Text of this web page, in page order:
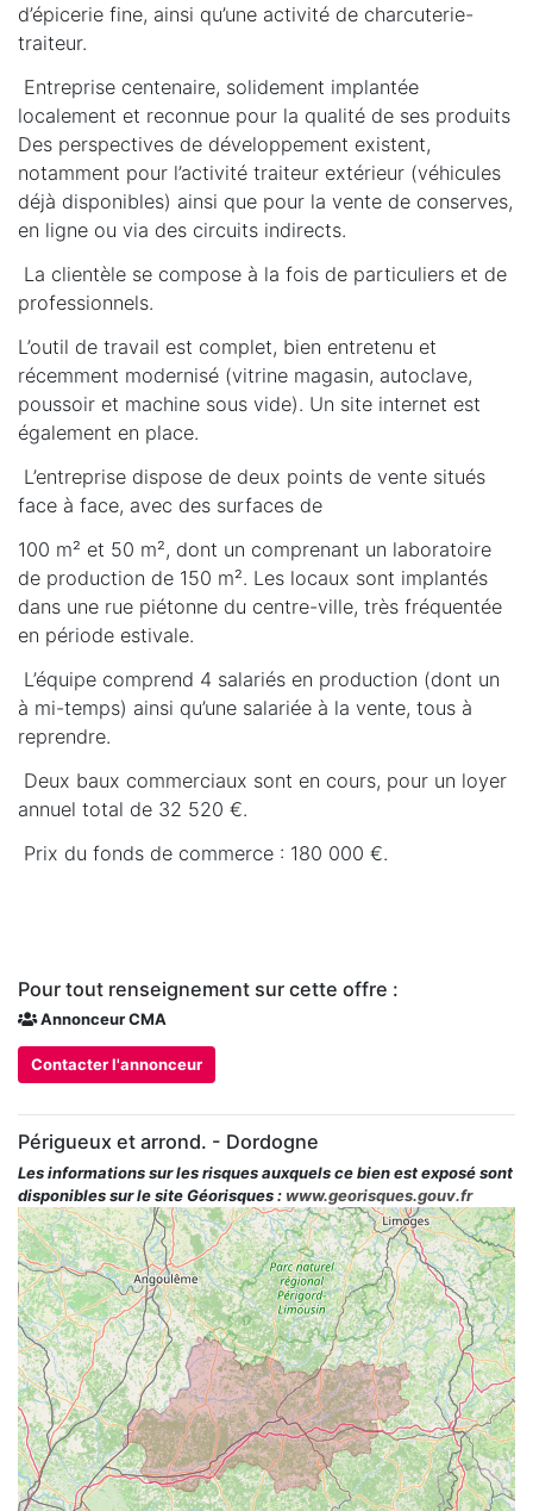
d’épicerie fine, ainsi qu’une activité de charcuterie-
traiteur.
Entreprise centenaire, solidement implantée
localement et reconnue pour la qualité de ses produits
Des perspectives de développement existent,
notamment pour l’activité traiteur extérieur (véhicules
déjà disponibles) ainsi que pour la vente de conserves,
en ligne ou via des circuits indirects.
La clientèle se compose à la fois de particuliers et de
professionnels.
L’outil de travail est complet, bien entretenu et
récemment modernisé (vitrine magasin, autoclave,
poussoir et machine sous vide). Un site internet est
également en place.
L’entreprise dispose de deux points de vente situés
face à face, avec des surfaces de
100 m² et 50 m², dont un comprenant un laboratoire
de production de 150 m². Les locaux sont implantés
dans une rue piétonne du centre-ville, très fréquentée
en période estivale.
L’équipe comprend 4 salariés en production (dont un
à mi-temps) ainsi qu’une salariée à la vente, tous à
reprendre.
Deux baux commerciaux sont en cours, pour un loyer
annuel total de 32 520 €.
Prix du fonds de commerce : 180 000 €.
Pour tout renseignement sur cette offre :
Annonceur CMA
Contacter l'annonceur
Périgueux et arrond. - Dordogne
Les informations sur les risques auxquels ce bien est exposé sont
disponibles sur le site Géorisques : www.georisques.gouv.fr